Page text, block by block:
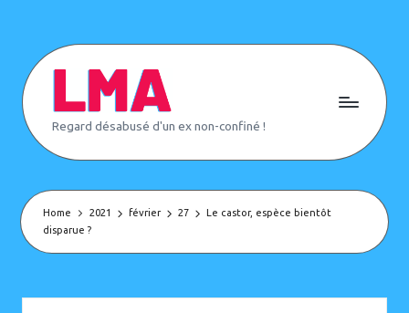
content
L
e
M
e
d'
Regard désabusé d'un ex non-confiné !
Home 2021 février 27
Le castor, espèce bientôt
disparue ?